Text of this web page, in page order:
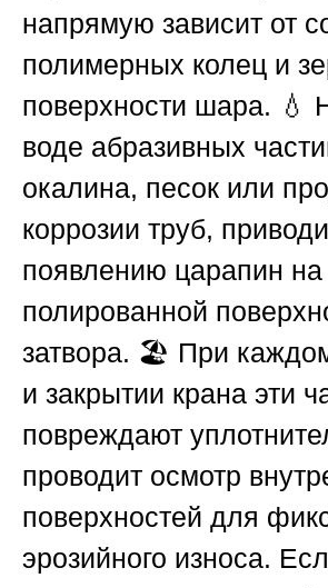
напрямую зависит от
полимерных колец и
поверхности шара. 💧
воде абразивных
окалина, песок или
коррозии труб,
появлению царапин на
полированной
затвора. 🏖️ При
и закрытии крана эти
повреждают
проводит осмотр
поверхностей для
эрозийного износа.